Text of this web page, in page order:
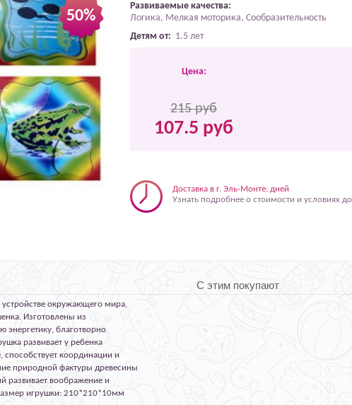
50%
Развиваемые качества:
Логика, Мелкая моторика, Сообразительность
Детям от: 1.5 лет
Цена:
215 руб
107.5 руб
Доставка в г. Эль-Монте: дней
Узнать подробнее о стоимости и условиях
С этим покупают
окружающего мира,
Изготовлены из
энергетику, благотворно
развивает у ребенка
способствует координации и
природной фактуры древесины
развивает воображение и
игрушки: 210*210*10мм